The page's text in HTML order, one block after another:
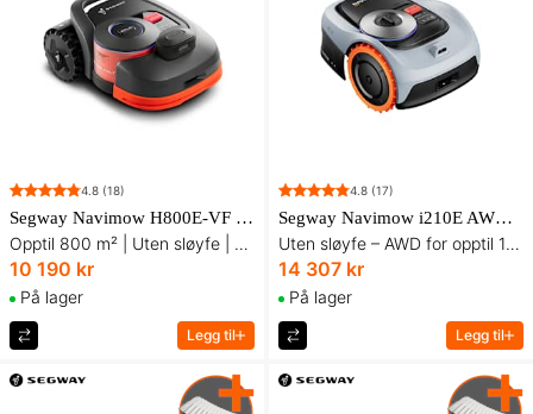
4.8 (18)
Segway Navimow H800E-VF Robotgressklipper
Opptil 800 m² | Uten sløyfe | Med systematisk klipping
10 190 kr
På lager
Legg til
4.8 (17)
Segway Navimow i210E AWD Robotgressklipper
Uten sløyfe – AWD for opptil 1 000 m²
14 307 kr
På lager
Legg til